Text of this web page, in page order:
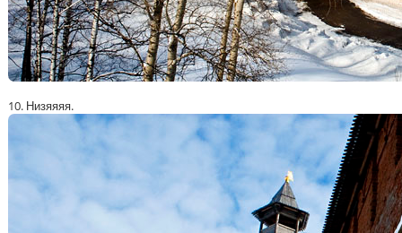
10. Низяяяя.